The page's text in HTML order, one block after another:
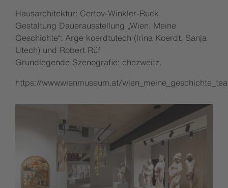
Hausarchitektur: Certov-Winkler-Ruck
Gestaltung Dauerausstellung „Wien. Meine
Geschichte“: Arge koerdtutech (Irina Koerdt, Sanja
Utech) und Robert Rüf
Grundlegende Szenografie: chezweitz.
https://www.wienmuseum.at/